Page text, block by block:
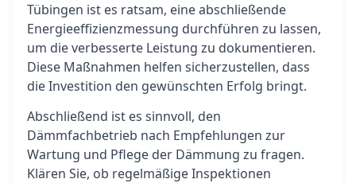
Tübingen ist es ratsam, eine abschließende
Energieeffizienzmessung durchführen zu lassen,
um die verbesserte Leistung zu dokumentieren.
Diese Maßnahmen helfen sicherzustellen, dass
die Investition den gewünschten Erfolg bringt.
Abschließend ist es sinnvoll, den
Dämmfachbetrieb nach Empfehlungen zur
Wartung und Pflege der Dämmung zu fragen.
Klären Sie, ob regelmäßige Inspektionen